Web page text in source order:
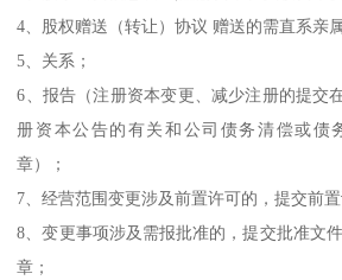
4、股权赠送（转让）协议 赠送的需直系亲
5、关系；
6、报告（注册资本变更、减少注册的提交
册资本公告的有关和公司债务清偿或债
章）；
7、经营范围变更涉及前置许可的，提交前置
8、变更事项涉及需报批准的，提交批准文
章；